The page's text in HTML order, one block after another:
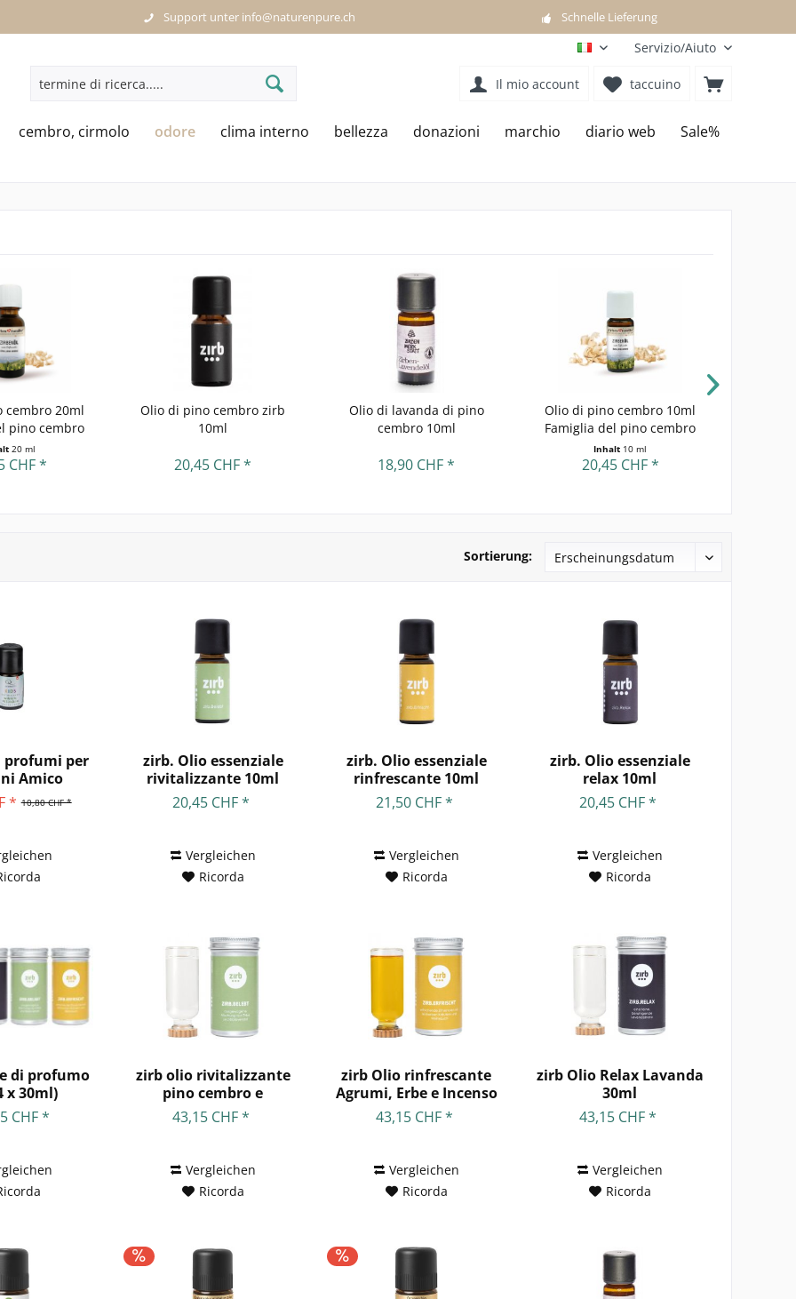
Support unter info@naturenpure.ch Schnelle Lieferung
IT Servizio/Aiuto
taccuino
Il mio account
cembro, cirmolo odore clima interno bellezza donazioni marchio diario web Sale%
cembro 20ml
pino cembro
20 ml
CHF *
Olio di pino cembro zirb
10ml
20,45 CHF *
Olio di lavanda di pino
cembro 10ml
18,90 CHF *
Olio di pino cembro 10ml
Famiglia del pino cembro
Inhalt 10 ml
20,45 CHF *
Sortierung:
profumi per
Amico
5ml
10,80 CHF *
*
zirb. Olio essenziale
rivitalizzante 10ml
20,45 CHF *
Vergleichen
Ricorda
zirb. Olio essenziale
rinfrescante 10ml
21,50 CHF *
Vergleichen
Ricorda
zirb. Olio essenziale
relax 10ml
20,45 CHF *
Vergleichen
Ricorda
di profumo
x 30ml)
CHF *
zirb olio rivitalizzante
pino cembro e
lavanda...
43,15 CHF *
Vergleichen
Ricorda
zirb Olio rinfrescante
Agrumi, Erbe e Incenso
30ml
43,15 CHF *
Vergleichen
Ricorda
zirb Olio Relax Lavanda
30ml
43,15 CHF *
Vergleichen
Ricorda